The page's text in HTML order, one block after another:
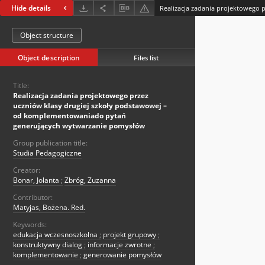
Hide details
Object structure
Object description Files list
Title:
Realizacja zadania projektowego przez
uczniów klasy drugiej szkoły podstawowej –
od komplementowaniado pytań
generujących wytwarzanie pomysłów
Group publication title:
Studia Pedagogiczne
Creator:
Bonar, Jolanta ; Zbróg, Zuzanna
Contributor:
Matyjas, Bożena. Red.
Keywords:
edukacja wczesnoszkolna ; projekt grupowy ;
konstruktywny dialog ; informacje zwrotne ;
komplementowanie ; generowanie pomysłów